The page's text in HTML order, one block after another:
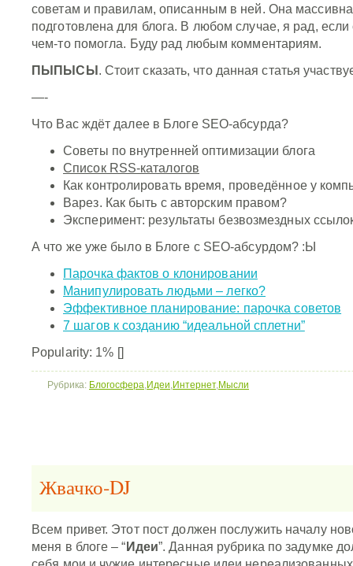
советам и правилам, описанным в ней. Она
подготовлена для блога. В любом случае, я рад,
чем-то помогла. Буду рад любым комментариям.
ПЫПЫСЫ . Стоит сказать, что данная статья
—-
Что Вас ждёт далее в Блоге SEO-абсурда?
Советы по внутренней оптимизации блога
Список RSS-каталогов
Как контролировать время, проведённое у
Варез. Как быть с авторским правом?
Эксперимент: результаты безвозмездных
А что же уже было в Блоге с SEO-абсурдом? :Ы
Парочка фактов о клонировании
Манипулировать людьми – легко?
Эффективное планирование: парочка советов
7 шагов к созданию “идеальной сплетни”
Popularity: 1% []
Рубрика: Блогосфера,Идеи,Интернет,Мысли
Жвачко-DJ
Всем привет. Этот пост должен послужить началу
меня в блоге – “ Идеи”. Данная рубрика по задумке